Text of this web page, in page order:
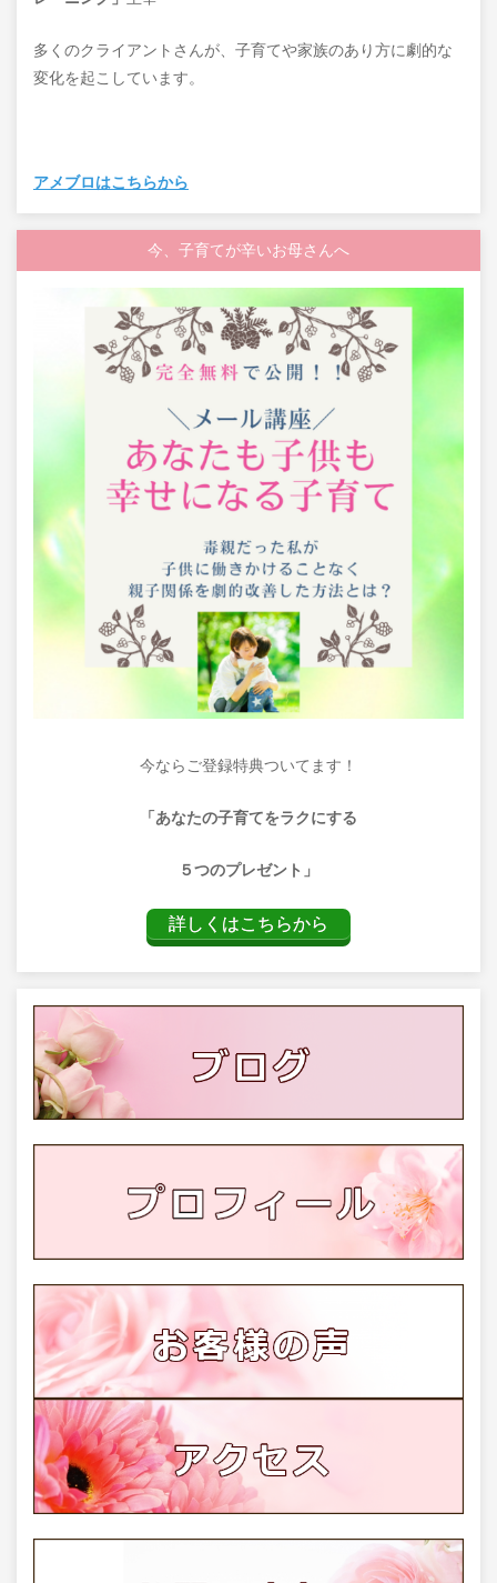
多くのクライアントさんが、子育てや家族のあり方に劇的な
変化を起こしています。
アメブロはこちらから
今、子育てが辛いお母さんへ
今ならご登録特典ついてます！
「あなたの子育てをラクにする
５つのプレゼント」
詳しくはこちらから